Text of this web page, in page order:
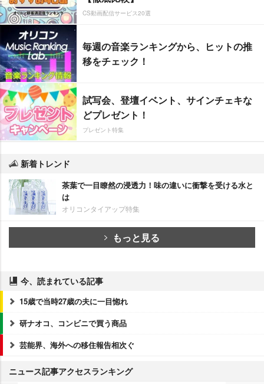
CS動画配信サービス20選
毎週の音楽ランキングから、ヒットの推
移をチェック！
試写会、登壇イベント、サインチェキな
どプレゼント！
プレゼント特集
新着トレンド
茶葉で一目瞭然の浸透力！味の違いに衝撃を受ける水と
は
オリコンタイアップ特集
もっと見る
今、読まれている記事
15歳で当時27歳の夫に一目惚れ
研ナオコ、コンビニで買う商品
芸能界、海外への移住報告相次ぐ
ニュース記事アクセスランキング